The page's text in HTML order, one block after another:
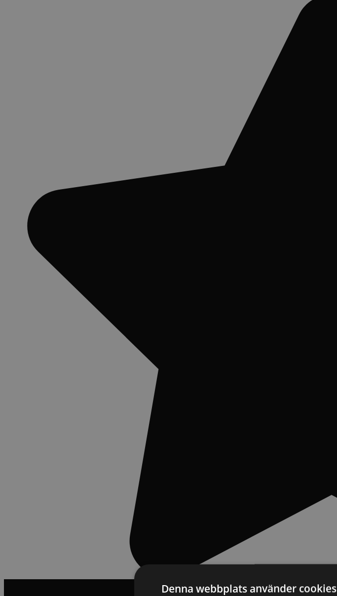
Denna webbplats använder cookies